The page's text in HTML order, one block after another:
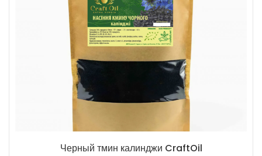
Черный тмин калинджи CraftOil